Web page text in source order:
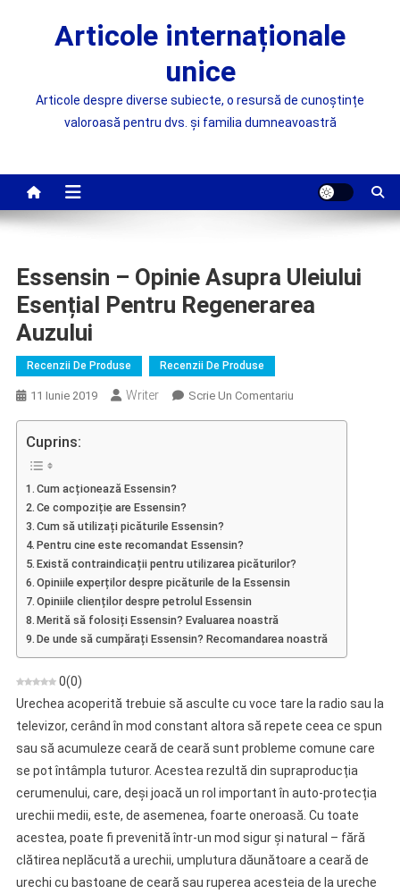
Articole internaționale
unice
Articole despre diverse subiecte, o resursă de cunoștințe
valoroasă pentru dvs. și familia dumneavoastră
Essensin – Opinie Asupra Uleiului
Esențial Pentru Regenerarea
Auzului
Recenzii De Produse Recenzii De Produse
11 Iunie 2019 Writer Scrie Un ComentariuOn
Regenerarea
Cuprins:
Cum acționează Essensin?
Ce compoziție are Essensin?
Cum să utilizați picăturile Essensin?
Pentru cine este recomandat Essensin?
Există contraindicații pentru utilizarea picăturilor?
Opiniile experților despre picăturile de la Essensin
Opiniile clienților despre petrolul Essensin
Merită să folosiți Essensin? Evaluarea noastră
De unde să cumpărați Essensin? Recomandarea noastră
0(0)
Urechea acoperită trebuie să asculte cu voce tare la radio sau la
televizor, cerând în mod constant altora să repete ceea ce spun
sau să acumuleze ceară de ceară sunt probleme comune care
se pot întâmpla tuturor. Acestea rezultă din supraproducția
cerumenului, care, deși joacă un rol important în auto-protecția
urechii medii, este, de asemenea, foarte oneroasă. Cu toate
acestea, poate fi prevenită într-un mod sigur și natural – fără
clătirea neplăcută a urechii, umplutura dăunătoare a ceară de
urechi cu bastoane de ceară sau ruperea acesteia de la ureche